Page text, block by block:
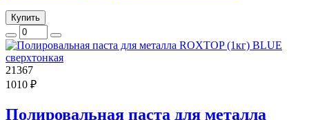
Купить
21367
1010 ₽
Полировальная паста для металла